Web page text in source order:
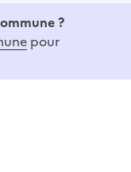
?
pour